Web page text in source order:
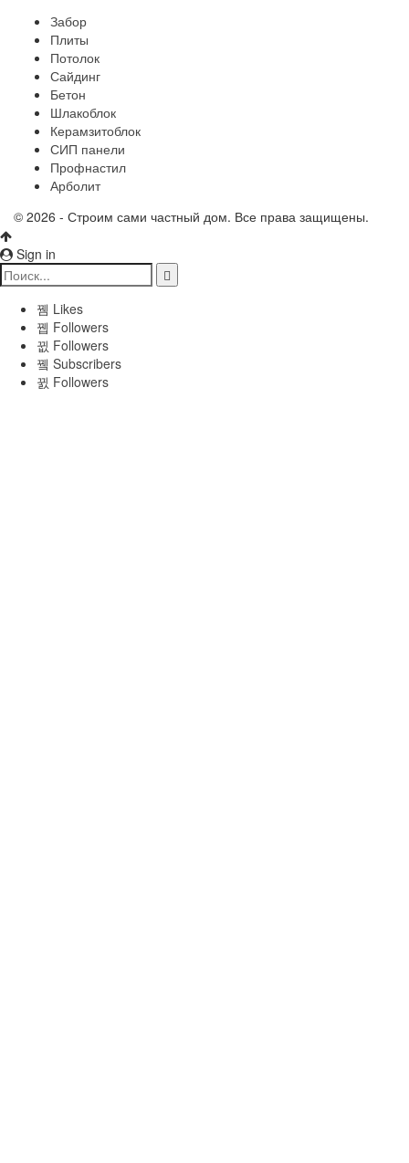
Забор
Плиты
Потолок
Сайдинг
Бетон
Шлакоблок
Керамзитоблок
СИП панели
Профнастил
Арболит
© 2026 - Строим сами частный дом. Все права защищены.
Sign in
Likes
Followers
Followers
Subscribers
Followers